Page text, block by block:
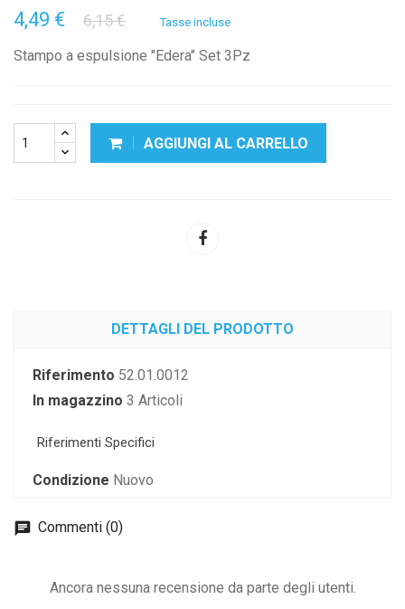
4,49 €
6,15 € Tasse incluse
Stampo a espulsione "Edera" Set 3Pz
AGGIUNGI AL CARRELLO
DETTAGLI DEL PRODOTTO
Riferimento 52.01.0012
In magazzino 3 Articoli
Riferimenti Specifici
Condizione Nuovo
Commenti (0)
Ancora nessuna recensione da parte degli utenti.